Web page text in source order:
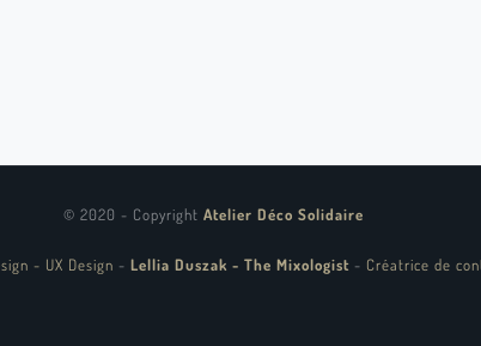
© 2020 - Copyright Atelier Déco Solidaire
- UX Design - Lellia Duszak - The Mixologist - Créatrice de